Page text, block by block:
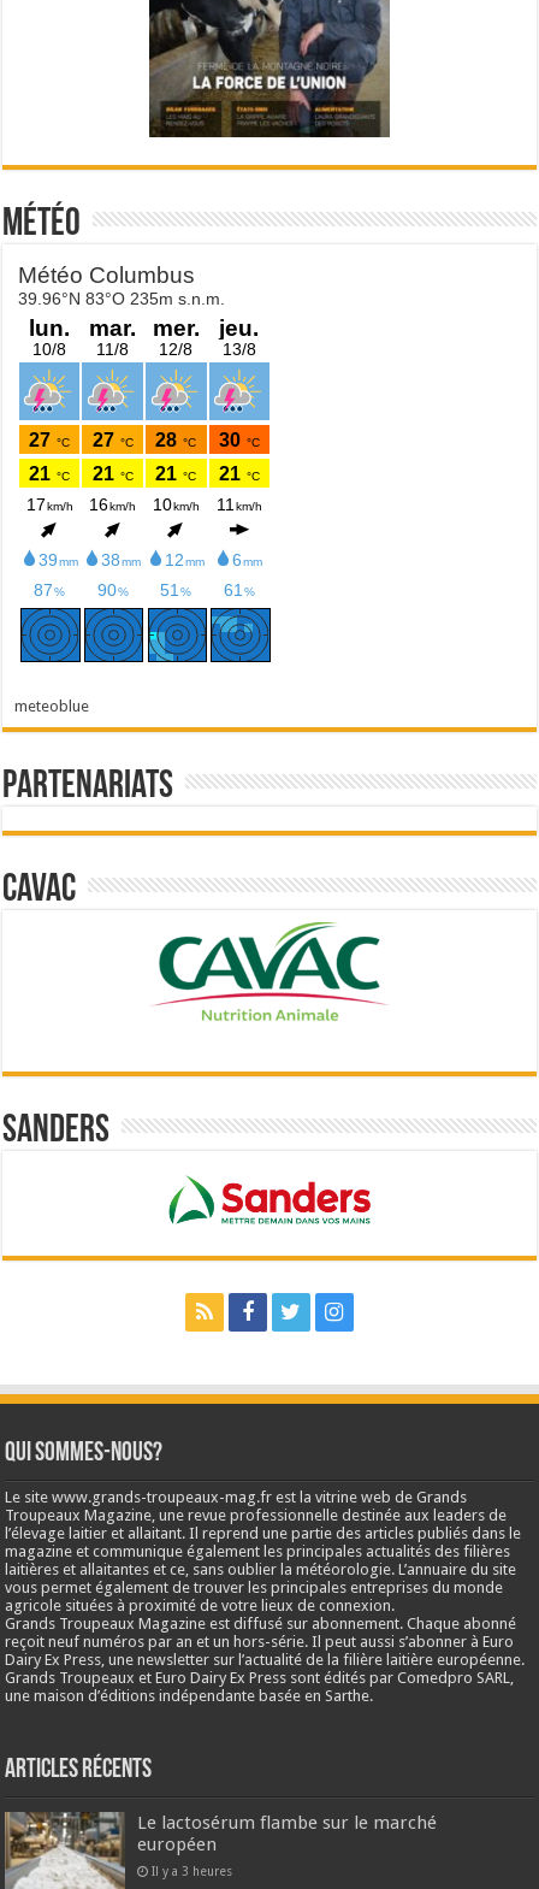
Météo
meteoblue
Partenariats
Cavac
Sanders
Qui sommes-nous?
Le site www.grands-troupeaux-mag.fr est la vitrine web de Grands
Troupeaux Magazine, une revue professionnelle destinée aux leaders de
l’élevage laitier et allaitant. Il reprend une partie des articles publiés dans le
magazine et communique également les principales actualités des filières
laitières et allaitantes et ce, sans oublier la météorologie. L’annuaire du site
vous permet également de trouver les principales entreprises du monde
agricole situées à proximité de votre lieux de connexion.
Grands Troupeaux Magazine est diffusé sur abonnement. Chaque abonné
reçoit neuf numéros par an et un hors-série. Il peut aussi s’abonner à Euro
Dairy Ex Press, une newsletter sur l’actualité de la filière laitière européenne.
Grands Troupeaux et Euro Dairy Ex Press sont édités par Comedpro SARL,
une maison d’éditions indépendante basée en Sarthe.
Articles récents
Le lactosérum flambe sur le marché
européen
Il y a 3 heures